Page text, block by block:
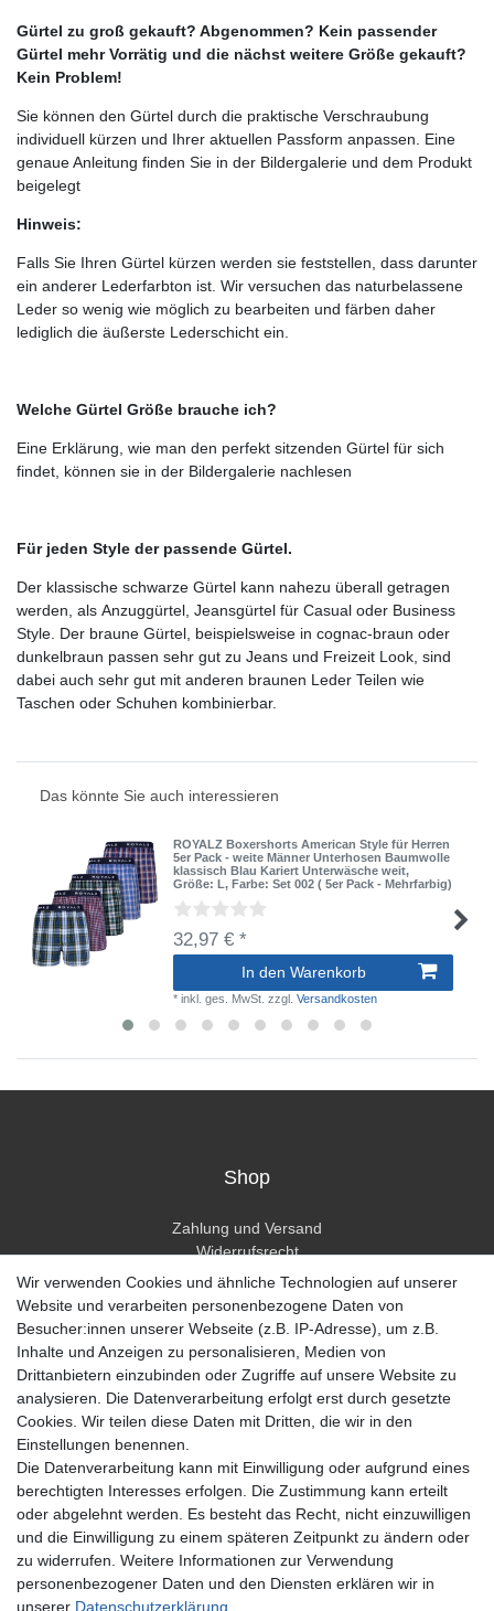
Gürtel zu groß gekauft? Abgenommen? Kein passender
Gürtel mehr Vorrätig und die nächst weitere Größe gekauft?
Kein Problem!
Sie können den Gürtel durch die praktische Verschraubung
individuell kürzen und Ihrer aktuellen Passform anpassen. Eine
genaue Anleitung finden Sie in der Bildergalerie und dem Produkt
beigelegt
Hinweis:
Falls Sie Ihren Gürtel kürzen werden sie feststellen, dass darunter
ein anderer Lederfarbton ist. Wir versuchen das naturbelassene
Leder so wenig wie möglich zu bearbeiten und färben daher
lediglich die äußerste Lederschicht ein.
Welche Gürtel Größe brauche ich?
Eine Erklärung, wie man den perfekt sitzenden Gürtel für sich
findet, können sie in der Bildergalerie nachlesen
Für jeden Style der passende Gürtel.
Der klassische schwarze Gürtel kann nahezu überall getragen
werden, als Anzuggürtel, Jeansgürtel für Casual oder Business
Style. Der braune Gürtel, beispielsweise in cognac-braun oder
dunkelbraun passen sehr gut zu Jeans und Freizeit Look, sind
dabei auch sehr gut mit anderen braunen Leder Teilen wie
Taschen oder Schuhen kombinierbar.
Das könnte Sie auch interessieren
ROYALZ Boxershorts American Style für Herren
5er Pack - weite Männer Unterhosen Baumwolle
klassisch Blau Kariert Unterwäsche weit,
Größe: L, Farbe: Set 002 ( 5er Pack - Mehrfarbig)
32,97 € *
In den Warenkorb
*inkl. ges. MwSt. zzgl.Versandkosten
Shop
Zahlung und Versand
Widerrufsrecht
Widerrufsformular
Hilfe
Mein Konto
Registrieren
Anmelden
Unternehmen
Kontakt
Datenschutzerklärung
AGB Kundeninformationen
Impressum
Zahlung und Versand
Wir verwenden Cookies und ähnliche Technologien auf unserer
Website und verarbeiten personenbezogene Daten von
Besucher:innen unserer Webseite (z.B. IP-Adresse), um z.B.
Inhalte und Anzeigen zu personalisieren, Medien von
Drittanbietern einzubinden oder Zugriffe auf unsere Website zu
analysieren. Die Datenverarbeitung erfolgt erst durch gesetzte
Cookies. Wir teilen diese Daten mit Dritten, die wir in den
Einstellungen benennen.
Die Datenverarbeitung kann mit Einwilligung oder aufgrund eines
berechtigten Interesses erfolgen. Die Zustimmung kann erteilt
oder abgelehnt werden. Es besteht das Recht, nicht einzuwilligen
und die Einwilligung zu einem späteren Zeitpunkt zu ändern oder
zu widerrufen. Weitere Informationen zur Verwendung
personenbezogener Daten und den Diensten erklären wir in
unserer Daten­schutz­erklärung